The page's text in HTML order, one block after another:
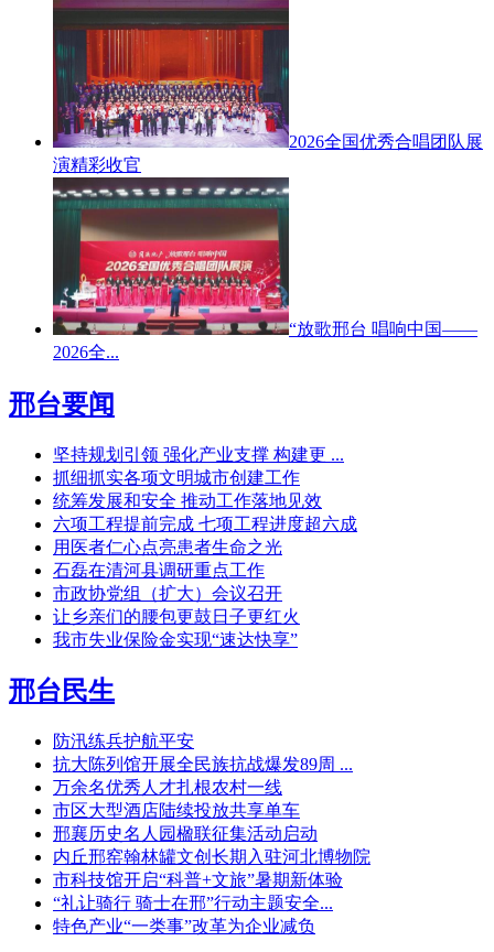
2026全国优秀合唱团队展
演精彩收官
“放歌邢台 唱响中国——
2026全...
邢台要闻
坚持规划引领 强化产业支撑 构建更 ...
抓细抓实各项文明城市创建工作
统筹发展和安全 推动工作落地见效
六项工程提前完成 七项工程进度超六成
用医者仁心点亮患者生命之光
石磊在清河县调研重点工作
市政协党组（扩大）会议召开
让乡亲们的腰包更鼓日子更红火
我市失业保险金实现“速达快享”
邢台民生
防汛练兵护航平安
抗大陈列馆开展全民族抗战爆发89周 ...
万余名优秀人才扎根农村一线
市区大型酒店陆续投放共享单车
邢襄历史名人园楹联征集活动启动
内丘邢窑翰林罐文创长期入驻河北博物院
市科技馆开启“科普+文旅”暑期新体验
“礼让骑行 骑士在邢”行动主题安全...
特色产业“一类事”改革为企业减负